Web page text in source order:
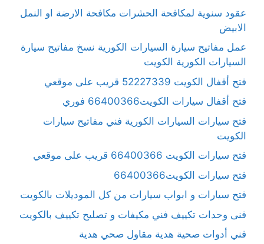
عقود سنوية لمكافحة الحشرات مكافحة الارضة او النمل
الابيض
عمل مفاتيح سيارة السيارات الكورية نسخ مفاتيح سيارة
السيارات الكورية الكويت
فتح أقفال الكويت 52227339 قريب على موقعي
فتح أقفال سيارات الكويت66400366 فوري
فتح سيارات السيارات الكورية فني مفاتيح سيارات
الكويت
فتح سيارات الكويت 66400366 قريب على موقعي
فتح سيارات الكويت66400366
فتح سيارات و ابواب سيارات من كل الموديلات بالكويت
فنى وحدات تكييف فني مكيفات و تصليح تكييف بالكويت
فني أدوات صحية هدية مقاول صحي هدية